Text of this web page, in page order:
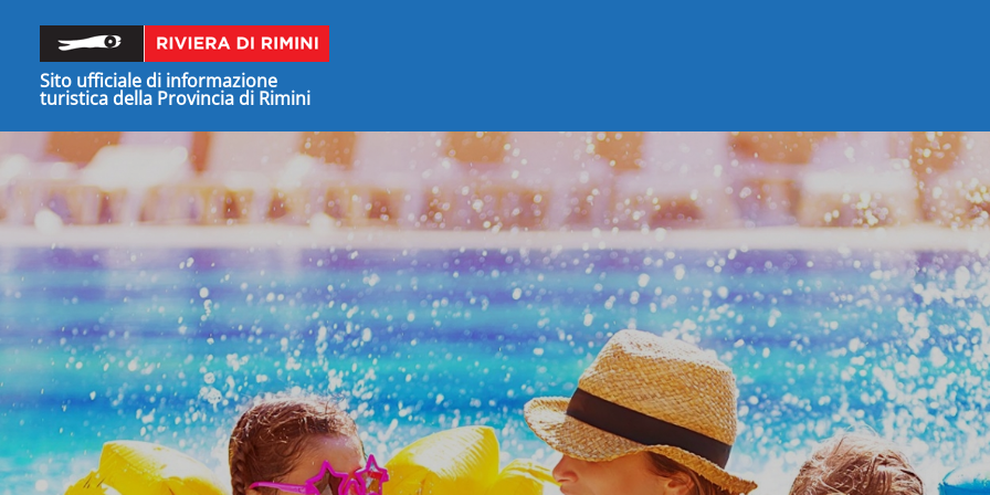
Sito ufficiale di informazione
turistica della Provincia di Rimini